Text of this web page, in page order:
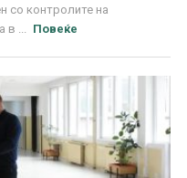
со контролите на
в ...
Повеќе